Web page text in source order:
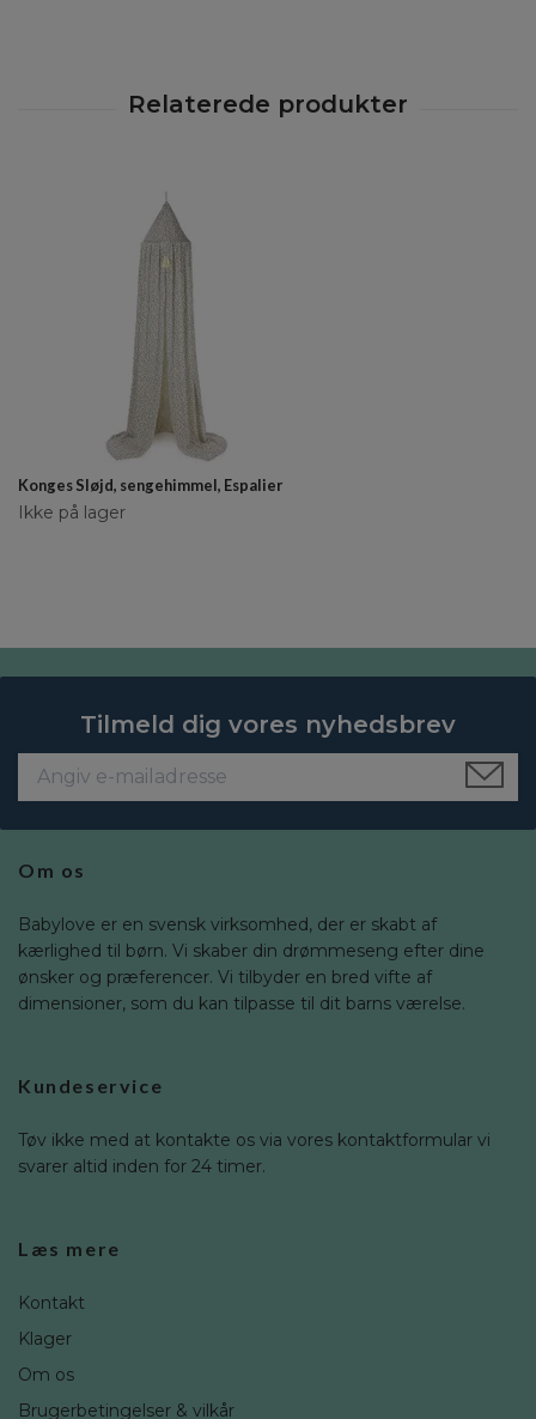
Konges Sløjd, sengehimmel, Espalier
Ikke på lager
Tilmeld dig vores nyhedsbrev
Om os
Babylove er en svensk virksomhed, der er skabt af
kærlighed til børn. Vi skaber din drømmeseng efter dine
ønsker og præferencer. Vi tilbyder en bred vifte af
dimensioner, som du kan tilpasse til dit barns værelse.
Kundeservice
Tøv ikke med at kontakte os via vores kontaktformular vi
svarer altid inden for 24 timer.
Læs mere
Kontakt
Klager
Om os
Brugerbetingelser & vilkår